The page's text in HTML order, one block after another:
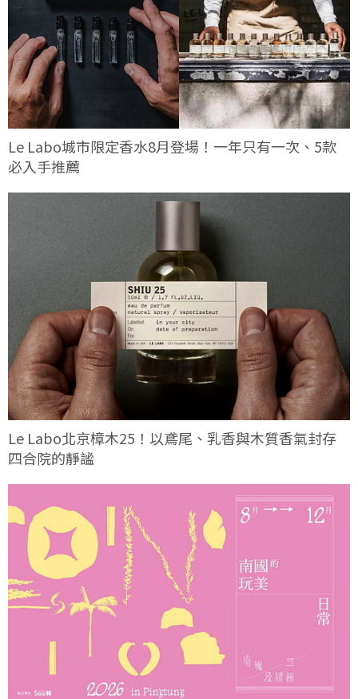
Le Labo城市限定香水8月登場！一年只有一次、5款
必入手推薦
Le Labo北京樟木25！以鳶尾、乳香與木質香氣封存
四合院的靜謐